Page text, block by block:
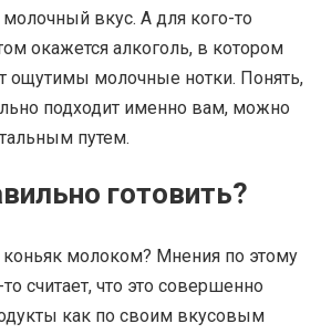
вкус. А для кого-то
окажется алкоголь, в котором
ощутимы молочные нотки. Понять,
подходит именно вам, можно
путем.
готовить?
молоком? Мнения по этому
считает, что это совершенно
как по своим вкусовым